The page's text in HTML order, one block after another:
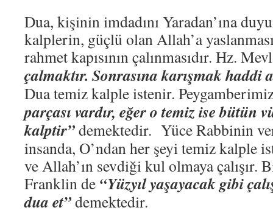
Dua, kişinin imdadını Yaradan’ına
kalplerin, güçlü olan Allah’a
rahmet kapısının çalınmasıdır. Hz.
çalmaktır. Sonrasına karışmak haddi
Dua temiz kalple istenir.
parçası vardır, eğer o temiz ise bütün
kalptir”demektedir. Yüce Rabbinin
insanda, O’ndan her şeyi temiz kalple
ve Allah’ın sevdiği kul olmaya çalışır.
Franklin de “Yüzyıl yaşayacak gibi
dua et”demektedir.